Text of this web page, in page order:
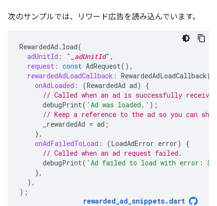
次のサンプルでは、リワード広告を読み込んでいます。
RewardedAd . load(
adUnitId:
" _adUnitId" ,
request: const AdRequest(),
rewardedAdLoadCallback: RewardedAdLoadCallback(
onAdLoaded:
(RewardedAd ad)
{
// Called when an ad is successfully
debugPrint( 'Ad was loaded.' );
// Keep a reference to the ad so you can
_rewardedAd = ad ;
},
onAdFailedToLoad:
(LoadAdError error)
{
// Called when an ad request failed.
debugPrint( 'Ad failed to load with error: $
},
),
);
rewarded_ad_snippets. dart